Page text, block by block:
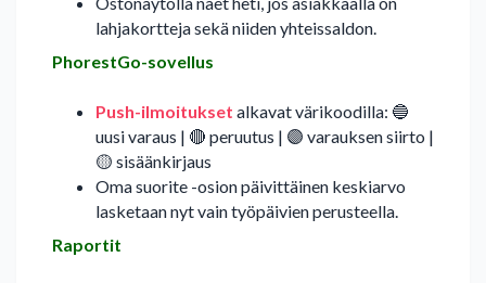
lahjakortteja sekä niiden yhteissaldon.
PhorestGo-sovellus
Push-ilmoitukset alkavat värikoodilla: 🔵
uusi varaus | 🔴 peruutus | 🟣 varauksen siirto |
🟡 sisäänkirjaus
Oma suorite -osion päivittäinen keskiarvo
lasketaan nyt vain työpäivien perusteella.
Raportit